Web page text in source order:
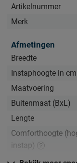
schoon houden.
garantie op het
Artikelnummer
Merk
Afmetingen
Breedte
Instaphoogte in cm
Maatvoering
Buitenmaat (BxL)
Lengte
Comforthoogte
instap)
Hoogte hoofdbord